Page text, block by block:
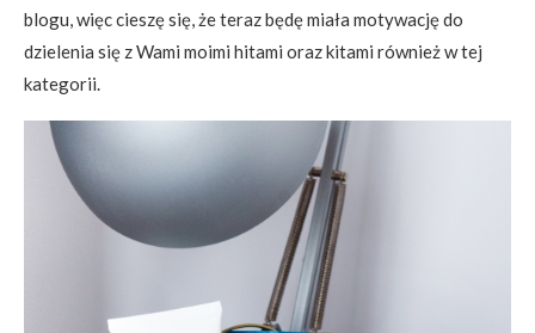
blogu, więc cieszę się, że teraz będę miała motywację do
dzielenia się z Wami moimi hitami oraz kitami również w tej
kategorii.